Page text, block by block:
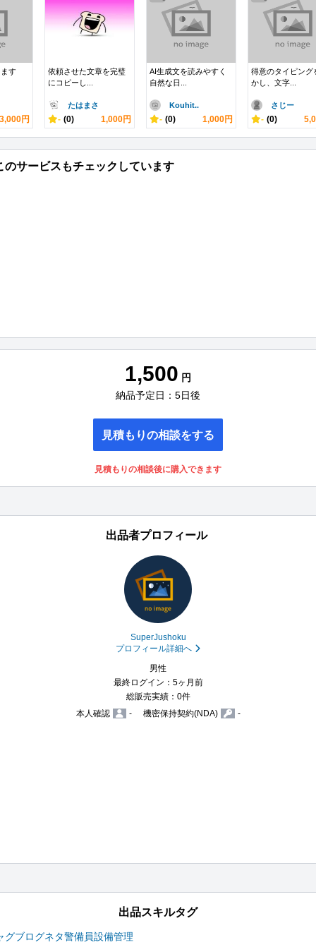
す
3,000円
依頼させた文章を完璧
にコピーし...
たはまさ
- (0) 1,000円
AI生成文を読みやすく
自然な日...
Kouhit..
- (0) 1,000円
得意のタイピング
かし、文字...
さじー
- (0)
サービスもチェックしています
1,500 円
納品予定日：5日後
見積もりの相談をする
見積もりの相談後に購入できます
出品者プロフィール
SuperJushoku
プロフィール詳細へ
男性
最終ログイン：5ヶ月前
総販売実績：0件
本人確認
- 機密保持契約(NDA) -
出品スキルタグ
グブログネタ警備員設備管理